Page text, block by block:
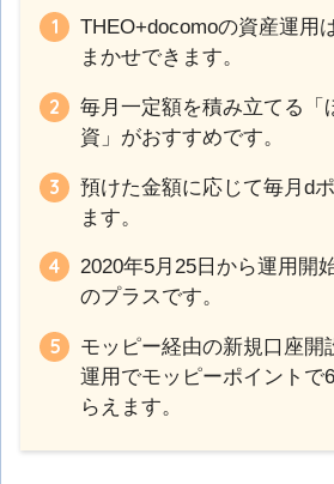
THEO+docomoの資産運用
まかせできます。
毎月一定額を積み立てる「
資」がおすすめです。
預けた金額に応じて毎月d
ます。
2020年5月25日から運用開
のプラスです。
モッピー経由の新規口座開
運用でモッピーポイントで
らえます。